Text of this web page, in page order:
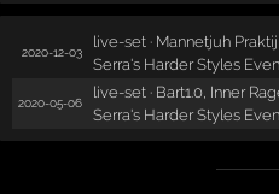
2020-12-03
live-set · Mannetjuh
Serra's Harder Styles
2020-05-06
live-set · Bart1.0, Inner
Serra's Harder Styles